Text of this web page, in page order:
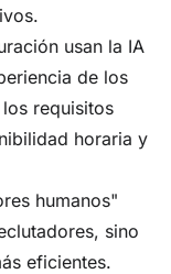
usan la IA
de los
requisitos
horaria y
humanos"
sino
eficientes.